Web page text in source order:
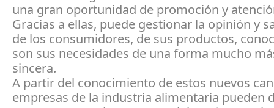
una gran oportunidad de promoción y
Gracias a ellas, puede gestionar la opinión y
de los consumidores, de sus productos,
son sus necesidades de una forma mucho
sincera.
A partir del conocimiento de estos nuevos
empresas de la industria alimentaria pueden